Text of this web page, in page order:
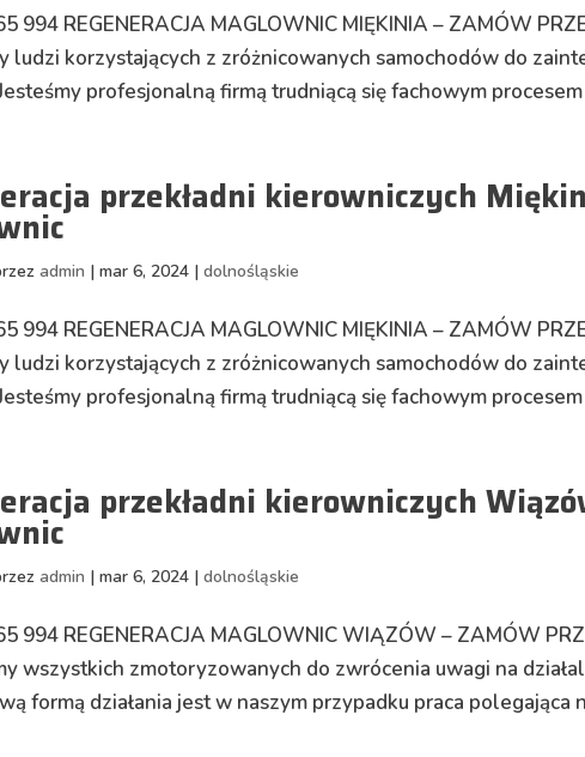
994 REGENERACJA MAGLOWNIC MIĘKINIA – ZAMÓW
ludzi korzystających z zróżnicowanych samochodów do
profesjonalną firmą trudniącą się fachowym
przekładni kierowniczych
admin |mar 6, 2024 |dolnośląskie
994 REGENERACJA MAGLOWNIC MIĘKINIA – ZAMÓW
ludzi korzystających z zróżnicowanych samochodów do
profesjonalną firmą trudniącą się fachowym
przekładni kierowniczych
admin |mar 6, 2024 |dolnośląskie
994 REGENERACJA MAGLOWNIC WIĄZÓW – ZAMÓW
wszystkich zmotoryzowanych do zwrócenia uwagi na
formą działania jest w naszym przypadku praca polegająca